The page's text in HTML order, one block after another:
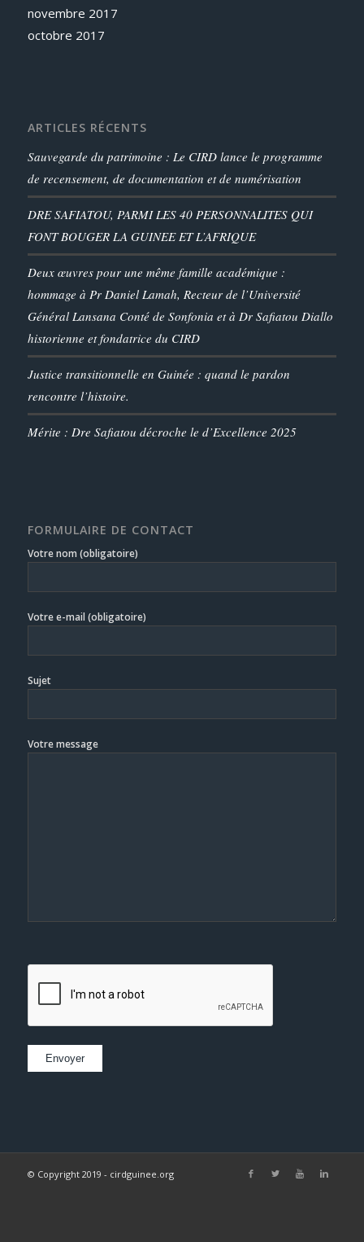
novembre 2017
octobre 2017
ARTICLES RÉCENTS
Sauvegarde du patrimoine : Le CIRD lance le programme
de recensement, de documentation et de numérisation
DRE SAFIATOU, PARMI LES 40 PERSONNALITES QUI
FONT BOUGER LA GUINEE ET L’AFRIQUE
Deux œuvres pour une même famille académique :
hommage à Pr Daniel Lamah, Recteur de l’Université
Général Lansana Conté de Sonfonia et à Dr Safiatou Diallo
historienne et fondatrice du CIRD
Justice transitionnelle en Guinée : quand le pardon
rencontre l’histoire.
Mérite : Dre Safiatou décroche le d’Excellence 2025
FORMULAIRE DE CONTACT
Votre nom (obligatoire)
Votre e-mail (obligatoire)
Sujet
Votre message
© Copyright 2019 - cirdguinee.org